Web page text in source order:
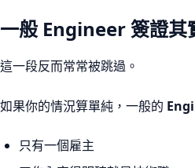
一般 Engineer 簽證其
這一段反而常常被跳過。
如果你的情況算單純，一般的
只有一個雇主